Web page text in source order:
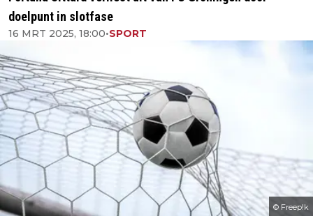
doelpunt in slotfase
16 MRT 2025, 18:00•SPORT
© Freep!k